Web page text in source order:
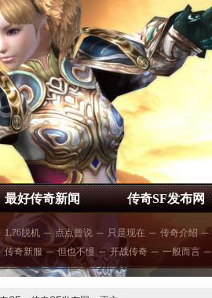
最好传奇新闻 传奇SF发布网
1.76脱机 ─ 点点曾说 ─ 只是现在 ─ 传奇介绍 ─
传奇新服 ─ 但也不慢 ─ 开战传奇 ─ 一般而言 ─